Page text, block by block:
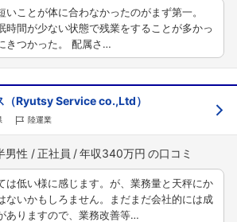
いことが体に合わなかったのがまず第一。
時間が少ない状態で残業をすることが多かっ
きつかった。 配属さ…
（Ryutsy Service co.,Ltd）
陸運業
男性 正社員 年収340万円
は低い様に感じます。が、業務量と天秤にか
ないかもしろません。まだまだ会社的には成
ありますので、業務改善等…